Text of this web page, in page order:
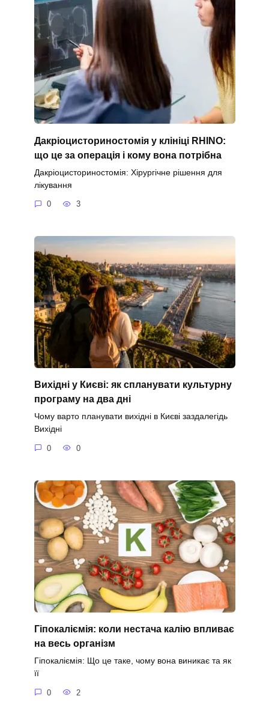
Дакріоцисториностомія у клініці RHINO:
що це за операція і кому вона потрібна
Дакріоцисториностомія: Хірургічне рішення для
лікування
0 3
Вихідні у Києві: як спланувати культурну
програму на два дні
Чому варто планувати вихідні в Києві заздалегідь
Вихідні
0 0
Гіпокаліємія: коли нестача калію впливає
на весь організм
Гіпокаліємія: Що це таке, чому вона виникає та як
її
0 2